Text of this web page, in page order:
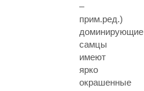
–
прим.ред.)
доминирующие
самцы
имеют
ярко
окрашенные